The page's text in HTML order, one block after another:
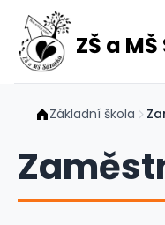
ZŠ a
Základní škola